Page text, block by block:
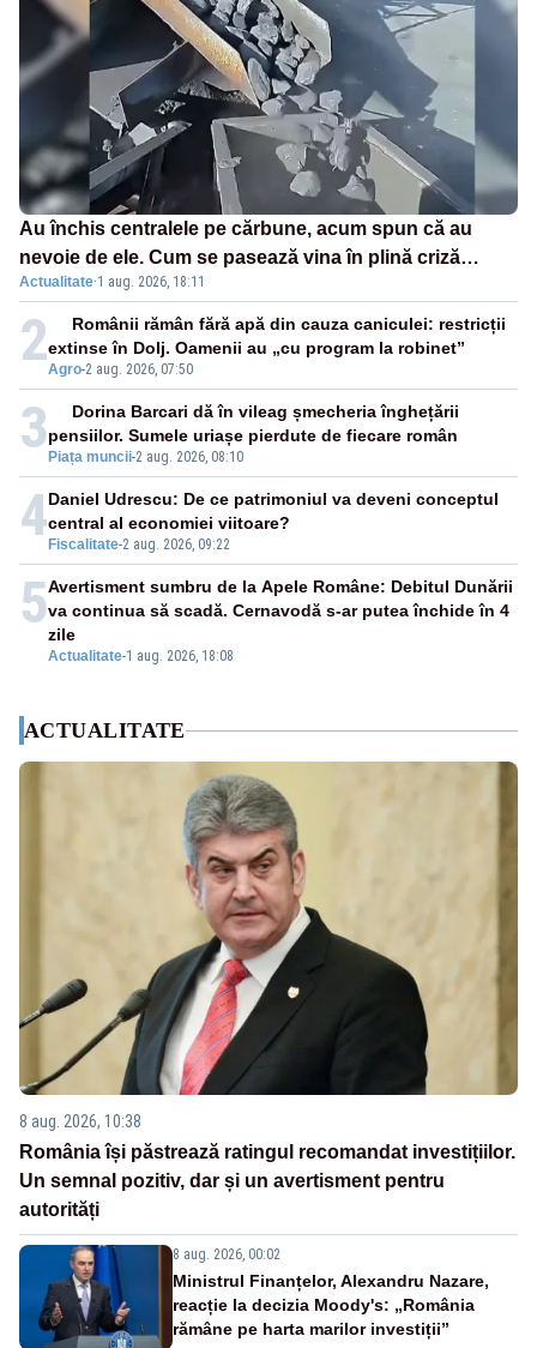
Au închis centralele pe cărbune, acum spun că au
nevoie de ele. Cum se pasează vina în plină criză
energetică
Actualitate·1 aug. 2026, 18:11
2Agro-2 aug. 2026, 07:50
Românii rămân fără apă din cauza caniculei: restricții
extinse în Dolj. Oamenii au „cu program la robinet”
3 Piața muncii-2 aug. 2026, 08:10
Dorina Barcari dă în vileag șmecheria înghețării
pensiilor. Sumele uriașe pierdute de fiecare român
4 Fiscalitate-2 aug. 2026, 09:22
Daniel Udrescu: De ce patrimoniul va deveni conceptul
central al economiei viitoare?
5
Actualitate-1 aug. 2026, 18:08
Avertisment sumbru de la Apele Române: Debitul Dunării
va continua să scadă. Cernavodă s-ar putea închide în 4
zile
ACTUALITATE
8 aug. 2026, 10:38
România își păstrează ratingul recomandat investițiilor.
Un semnal pozitiv, dar și un avertisment pentru
autorități
8 aug. 2026, 00:02
Ministrul Finanțelor, Alexandru Nazare,
reacție la decizia Moody's: „România
rămâne pe harta marilor investiții”